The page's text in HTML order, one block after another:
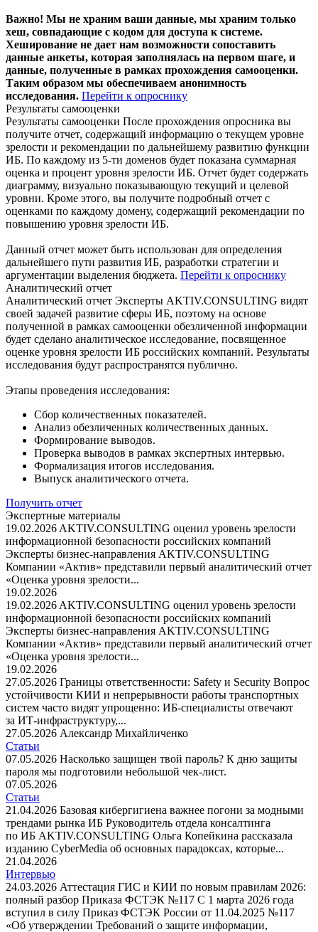
Важно! Мы не храним ваши данные, мы храним только
хеш, совпадающие с кодом для доступа к системе.
Хеширование не дает нам возможности сопоставить
данные анкеты, которая заполнялась на первом шаге, и
данные, полученные в рамках прохождения самооценки.
Таким образом мы обеспечиваем анонимность
исследования. Перейти к опроснику
Результаты самооценки
Результаты самооценки После прохождения опросника вы
получите отчет, содержащий информацию о текущем уровне
зрелости и рекомендации по дальнейшему развитию функции
ИБ. По каждому из 5-ти доменов будет показана суммарная
оценка и процент уровня зрелости ИБ. Отчет будет содержать
диаграмму, визуально показывающую текущий и целевой
уровни. Кроме этого, вы получите подробный отчет с
оценками по каждому домену, содержащий рекомендации по
повышению уровня зрелости ИБ.
Данный отчет может быть использован для определения
дальнейшего пути развития ИБ, разработки стратегии и
аргументации выделения бюджета. Перейти к опроснику
Аналитический отчет
Аналитический отчет Эксперты AKTIV.CONSULTING видят
своей задачей развитие сферы ИБ, поэтому на основе
полученной в рамках самооценки обезличенной информации
будет сделано аналитическое исследование, посвященное
оценке уровня зрелости ИБ российских компаний. Результаты
исследования будут распространятся публично.
Этапы проведения исследования:
Сбор количественных показателей.
Анализ обезличенных количественных данных.
Формирование выводов.
Проверка выводов в рамках экспертных интервью.
Формализация итогов исследования.
Выпуск аналитического отчета.
Получить отчет
Экспертные материалы
19.02.2026 AKTIV.CONSULTING оценил уровень зрелости
информационной безопасности российских компаний
Эксперты бизнес-направления AKTIV.CONSULTING
Компании «Актив» представили первый аналитический отчет
«Оценка уровня зрелости...
19.02.2026
19.02.2026 AKTIV.CONSULTING оценил уровень зрелости
информационной безопасности российских компаний
Эксперты бизнес-направления AKTIV.CONSULTING
Компании «Актив» представили первый аналитический отчет
«Оценка уровня зрелости...
19.02.2026
27.05.2026 Границы ответственности: Safety и Security Вопрос
устойчивости КИИ и непрерывности работы транспортных
систем часто видят упрощенно: ИБ-специалисты отвечают
за ИТ-инфраструктуру,...
27.05.2026 Александр Михайличенко
Статьи
07.05.2026 Насколько защищен твой пароль? К дню защиты
пароля мы подготовили небольшой чек-лист.
07.05.2026
Статьи
21.04.2026 Базовая кибергигиена важнее погони за модными
трендами рынка ИБ Руководитель отдела консалтинга
по ИБ AKTIV.CONSULTING Ольга Копейкина рассказала
изданию CyberMedia об основных парадоксах, которые...
21.04.2026
Интервью
24.03.2026 Аттестация ГИС и КИИ по новым правилам 2026:
полный разбор Приказа ФСТЭК №117 С 1 марта 2026 года
вступил в силу Приказ ФСТЭК России от 11.04.2025 №117
«Об утверждении Требований о защите информации,